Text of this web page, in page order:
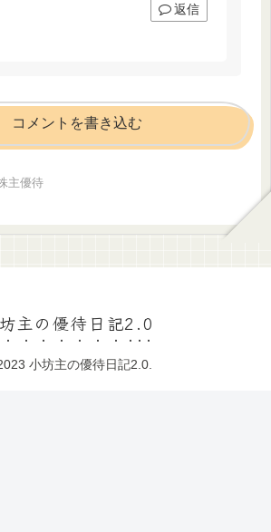
返信
コメントを書き込む
主優待
主の優待日記2.0
小坊主の優待日記2.0.